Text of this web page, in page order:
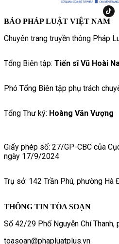
BÁO PHÁP LUẬT VIỆT NAM
Chuyên trang truyền thông Pháp
Tổng Biên tập: Tiến sĩ Vũ Hoài
Phó Tổng Biên tập phụ trách
Tổng Thư ký: Hoàng Văn Vượng
Giấy phép số: 27/GP-CBC của
ngày 17/9/2024
Trụ sở: 142 Trần Phú, phường Hà
THÔNG TIN TÒA SOẠN
Số 42/29 Phố Nguyễn Chí Thanh,
toasoan@phapluatplus.vn